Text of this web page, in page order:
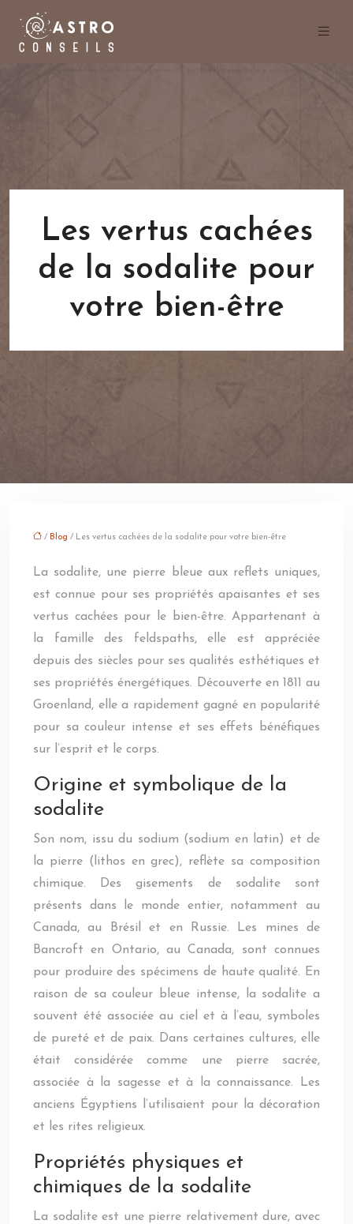
Les vertus cachées
de la sodalite pour
votre bien-être
/ Blog / Les vertus cachées de la sodalite pour votre bien-être
La sodalite, une pierre bleue aux reflets uniques,
est connue pour ses propriétés apaisantes et ses
vertus cachées pour le bien-être. Appartenant à
la famille des feldspaths, elle est appréciée
depuis des siècles pour ses qualités esthétiques et
ses propriétés énergétiques. Découverte en 1811 au
Groenland, elle a rapidement gagné en popularité
pour sa couleur intense et ses effets bénéfiques
sur l’esprit et le corps.
Origine et symbolique de la
sodalite
Son nom, issu du sodium (sodium en latin) et de
la pierre (lithos en grec), reflète sa composition
chimique. Des gisements de sodalite sont
présents dans le monde entier, notamment au
Canada, au Brésil et en Russie. Les mines de
Bancroft en Ontario, au Canada, sont connues
pour produire des spécimens de haute qualité. En
raison de sa couleur bleue intense, la sodalite a
souvent été associée au ciel et à l’eau, symboles
de pureté et de paix. Dans certaines cultures, elle
était considérée comme une pierre sacrée,
associée à la sagesse et à la connaissance. Les
anciens Égyptiens l’utilisaient pour la décoration
et les rites religieux.
Propriétés physiques et
chimiques de la sodalite
La sodalite est une pierre relativement dure, avec